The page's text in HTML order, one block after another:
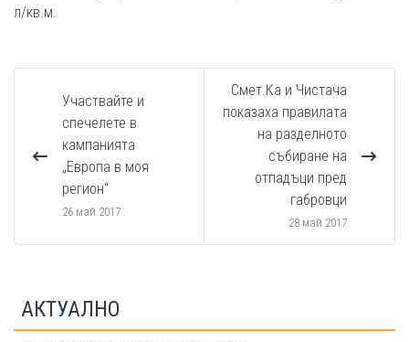
л/кв.м.
Участвайте и
спечелете в
кампанията
„Европа в моя
регион“
26 май 2017
Смет.Ка и Чистача
показаха правилата
на разделното
събиране на
отпадъци пред
габровци
28 май 2017
АКТУАЛНО